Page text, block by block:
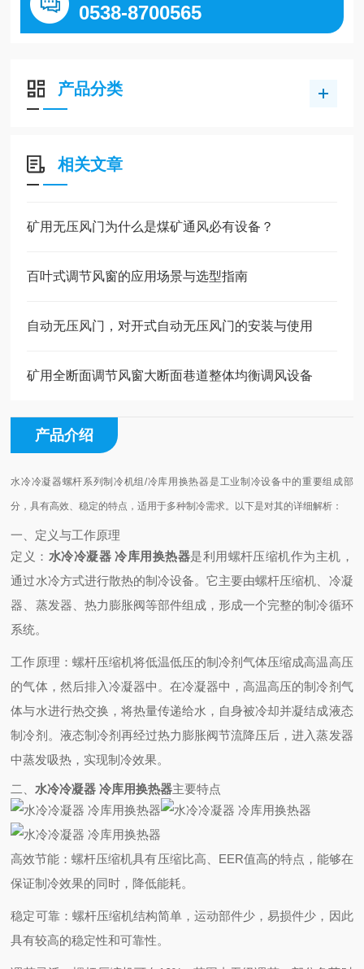
0538-8700565
产品分类
相关文章
矿用无压风门为什么是煤矿通风必有设备？
百叶式调节风窗的应用场景与选型指南
自动无压风门，对开式自动无压风门的安装与使用
矿用全断面调节风窗大断面巷道整体均衡调风设备
产品介绍
水冷冷凝器螺杆系列制冷机组/冷库用换热器是工业制冷设备中的重要组成部
分，具有高效、稳定的特点，适用于多种制冷需求。以下是对其的详细解析：
一、定义与工作原理
定义 ： 水冷冷凝器 冷库用换热器是利用螺杆压缩机作为主机，
通过水冷方式进行散热的制冷设备。它主要由螺杆压缩机、冷凝
器、蒸发器、热力膨胀阀等部件组成，形成一个完整的制冷循环
系统。
工作原理 ：螺杆压缩机将低温低压的制冷剂气体压缩成高温高压
的气体，然后排入冷凝器中。在冷凝器中，高温高压的制冷剂气
体与水进行热交换，将热量传递给水，自身被冷却并凝结成液态
制冷剂。液态制冷剂再经过热力膨胀阀节流降压后，进入蒸发器
中蒸发吸热，实现制冷效果。
二、 水冷冷凝器 冷库用换热器主要特点
高效节能 ：螺杆压缩机具有压缩比高、EER值高的特点，能够在
保证制冷效果的同时，降低能耗。
稳定可靠：螺杆压缩机结构简单，运动部件少，易损件少，因此
具有较高的稳定性和可靠性。